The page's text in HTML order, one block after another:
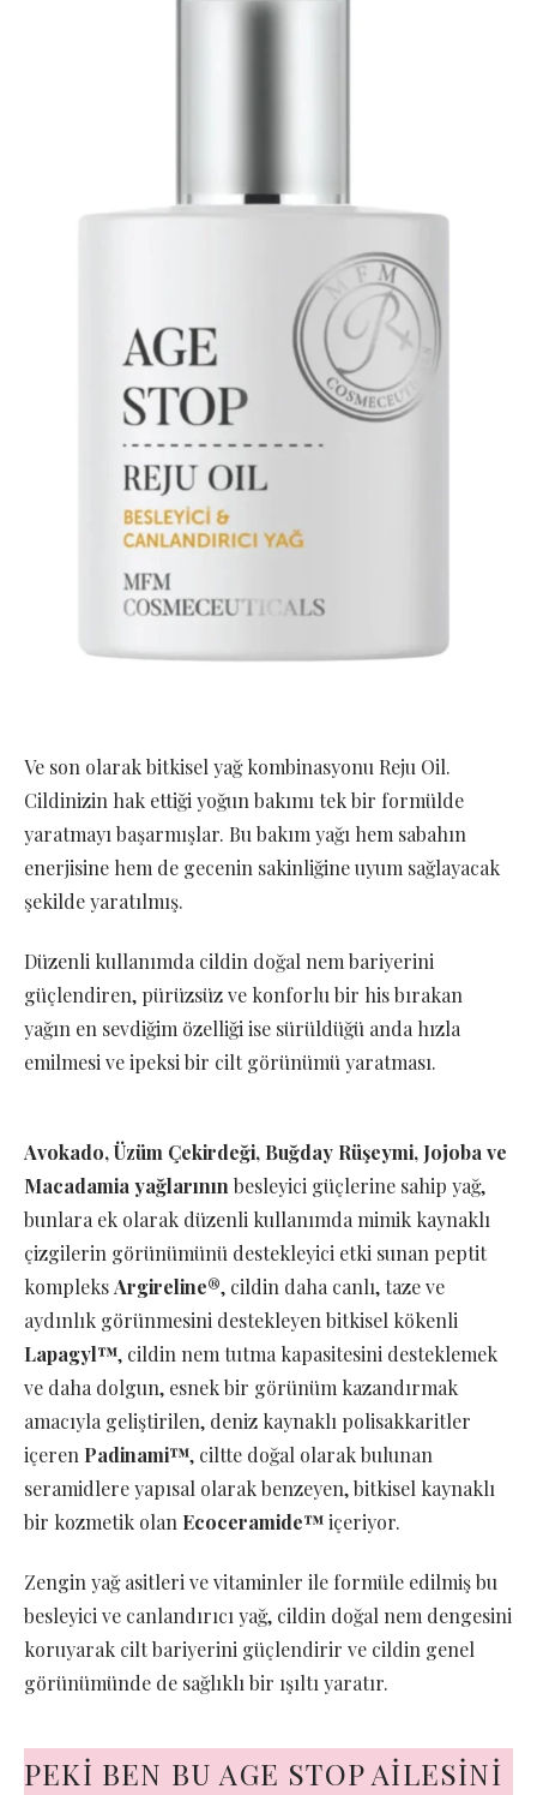
Ve son olarak bitkisel yağ kombinasyonu Reju Oil.
Cildinizin hak ettiği yoğun bakımı tek bir formülde
yaratmayı başarmışlar. Bu bakım yağı hem sabahın
enerjisine hem de gecenin sakinliğine uyum sağlayacak
şekilde yaratılmış.
Düzenli kullanımda cildin doğal nem bariyerini
güçlendiren, pürüzsüz ve konforlu bir his bırakan
yağın en sevdiğim özelliği ise sürüldüğü anda hızla
emilmesi ve ipeksi bir cilt görünümü yaratması.
Avokado, Üzüm Çekirdeği, Buğday Rüşeymi, Jojoba ve
Macadamia yağlarının besleyici güçlerine sahip yağ,
bunlara ek olarak düzenli kullanımda mimik kaynaklı
çizgilerin görünümünü destekleyici etki sunan peptit
kompleksArgireline®, cildin daha canlı, taze ve
aydınlık görünmesini destekleyen bitkisel kökenli
Lapagyl™, cildin nem tutma kapasitesini desteklemek
ve daha dolgun, esnek bir görünüm kazandırmak
amacıyla geliştirilen, deniz kaynaklı polisakkaritler
içeren Padinami™, ciltte doğal olarak bulunan
seramidlere yapısal olarak benzeyen, bitkisel kaynaklı
bir kozmetik olan Ecoceramide™içeriyor.
Zengin yağ asitleri ve vitaminler ile formüle edilmiş bu
besleyici ve canlandırıcı yağ, cildin doğal nem dengesini
koruyarak cilt bariyerini güçlendirir ve cildin genel
görünümünde de sağlıklı bir ışıltı yaratır.
PEKİ BEN BU AGE STOP AİLESİNİ